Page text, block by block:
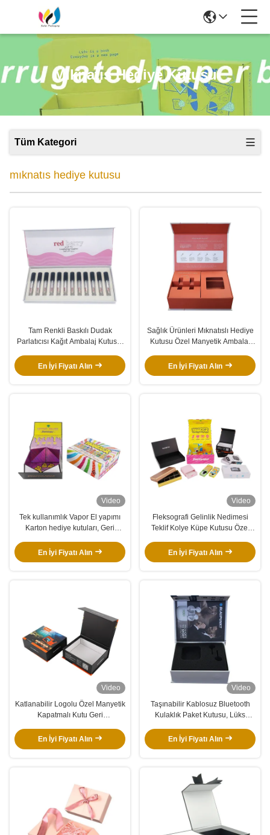
Mıknatıs Hediye Kutusu
Tüm Kategori
mıknatıs hediye kutusu
Tam Renkli Baskılı Dudak
Parlatıcısı Kağıt Ambalaj Kutusu,
En İyi Fiyatı Alın
Sağlık Ürünleri Mıknatıslı Hediye
Kutusu Özel Manyetik Ambalaj
En İyi Fiyatı Alın
Video
Tek kullanımlık Vapor El yapımı
Karton hediye kutuları, Geri
kutuları
En İyi Fiyatı Alın
Video
Fleksografi Gelinlik Nedimesi
Teklif Kolye Küpe Kutusu Özel
Kutular
En İyi Fiyatı Alın
Video
Katlanabilir Logolu Özel Manyetik
Kapatmalı Kutu Geri
Hediye Kutusu Ayakkabı Giysi
En İyi Fiyatı Alın
Video
Taşınabilir Kablosuz Bluetooth
Kulaklık Paket Kutusu, Lüks
Ekle
En İyi Fiyatı Alın